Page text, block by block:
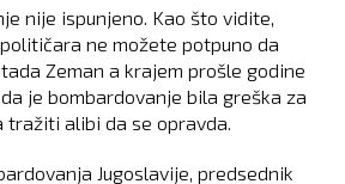
nije ispunjeno. Kao što vidite,
ne možete potpuno da
Zeman a krajem prošle godine
je bombardovanje bila greška za
tražiti alibi da se opravda.
Jugoslavije, predsednik